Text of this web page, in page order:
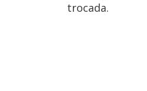
trocada.